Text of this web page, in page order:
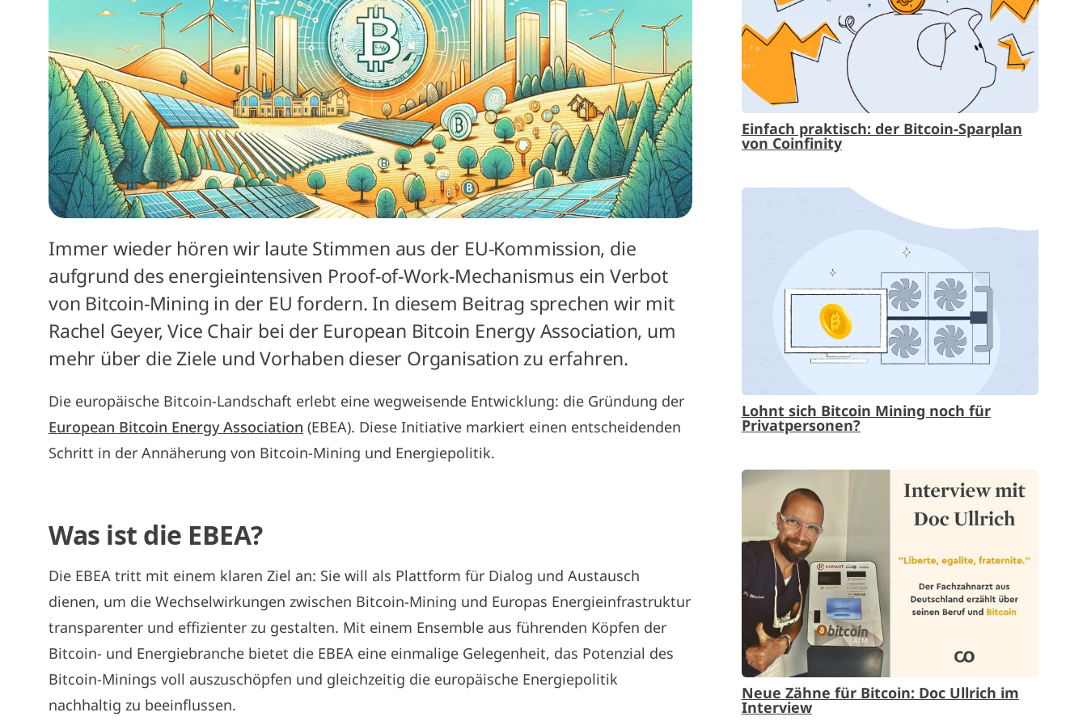
Immer wieder hören wir laute Stimmen aus der EU-Kommission, die
aufgrund des energieintensiven Proof-of-Work-Mechanismus ein Verbot
von Bitcoin-Mining in der EU fordern. In diesem Beitrag sprechen wir mit
Rachel Geyer, Vice Chair bei der European Bitcoin Energy Association, um
mehr über die Ziele und Vorhaben dieser Organisation zu erfahren.
Die europäische Bitcoin-Landschaft erlebt eine wegweisende Entwicklung: die Gründung der
European Bitcoin Energy Association (EBEA). Diese Initiative markiert einen entscheidenden
Schritt in der Annäherung von Bitcoin-Mining und Energiepolitik.
Was ist die EBEA?
Die EBEA tritt mit einem klaren Ziel an: Sie will als Plattform für Dialog und Austausch
dienen, um die Wechselwirkungen zwischen Bitcoin-Mining und Europas Energieinfrastruktur
transparenter und effizienter zu gestalten. Mit einem Ensemble aus führenden Köpfen der
Bitcoin- und Energiebranche bietet die EBEA eine einmalige Gelegenheit, das Potenzial des
Bitcoin-Minings voll auszuschöpfen und gleichzeitig die europäische Energiepolitik
nachhaltig zu beeinflussen.
Einfach praktisch: der Bitcoin-Sparplan
von Coinfinity
Lohnt sich Bitcoin Mining noch für
Privatpersonen?
Neue Zähne für Bitcoin: Doc Ullrich im
Interview